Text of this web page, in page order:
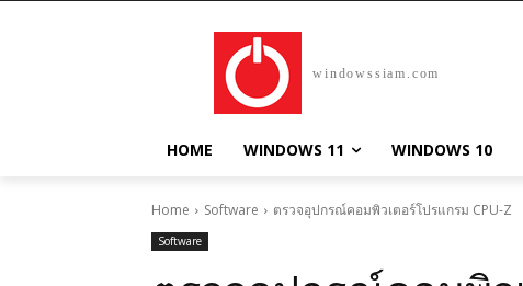
windowssiam.com
HOME WINDOWS 11 WINDOWS 10
Home Software ตรวจอุปกรณ์คอมพิวเตอร์โปรแกรม CPU-Z
Software